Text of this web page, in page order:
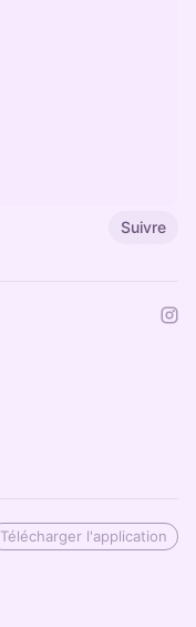
Suivre
Télécharger l'application